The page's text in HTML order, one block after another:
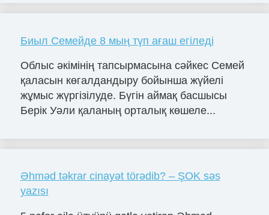
Биыл Семейде 8 мың түп ағаш егіледі
Облыс әкімінің тапсырмасына сәйкес Семей
қаласын көгалдандыру бойынша жүйелі
жұмыс жүргізілуде. Бүгін аймақ басшысы
Берік Уәли қаланың орталық көшеле...
Əhməd təkrar cinayət törədib? – ŞOK səs
yazısı